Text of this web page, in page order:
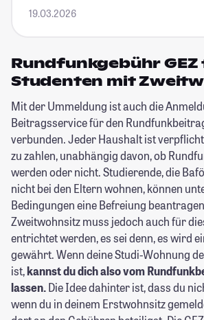
19.03.2026
Rundfunkgebühr
Studenten mit
Mit der Ummeldung ist auch die
Beitragsservice für den
verbunden. Jeder Haushalt ist
zu zahlen, unabhängig davon, ob
werden oder nicht. Studierende, die
nicht bei den Eltern wohnen, können
Bedingungen eine Befreiung
Zweitwohnsitz muss jedoch auch für
entrichtet werden, es sei denn, es wird
gewährt. Wenn deine Studi-Wohnung
ist,kannst du dich also vom
lassen.Die Idee dahinter ist, dass du
wenn du in deinem Erstwohnsitz